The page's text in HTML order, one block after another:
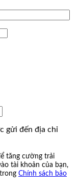
gửi đến địa chỉ
tăng cường trải
tài khoản của bạn,
Chính sách bảo